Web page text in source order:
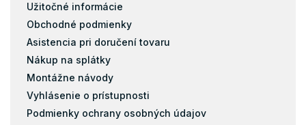
Užitočné informácie
Obchodné podmienky
Asistencia pri doručení tovaru
Nákup na splátky
Montážne návody
Vyhlásenie o prístupnosti
Podmienky ochrany osobných údajov